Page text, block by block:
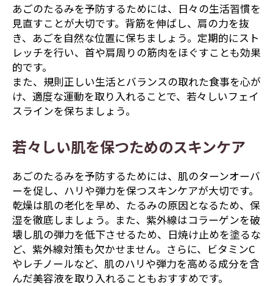
あごのたるみを予防するためには、日々の生活習慣を
見直すことが大切です。背筋を伸ばし、肩の力を抜
き、あごを自然な位置に保ちましょう。定期的にスト
レッチを行い、首や肩周りの筋肉をほぐすことも効果
的です。
また、規則正しい生活とバランスの取れた食事を心が
け、適度な運動を取り入れることで、若々しいフェイ
スラインを保ちましょう。
若々しい肌を保つためのスキンケア
あごのたるみを予防するためには、肌のターンオーバ
ーを促し、ハリや弾力を保つスキンケアが大切です。
乾燥は肌の老化を早め、たるみの原因となるため、保
湿を徹底しましょう。また、紫外線はコラーゲンを破
壊し肌の弾力を低下させるため、日焼け止めを塗るな
ど、紫外線対策も欠かせません。さらに、ビタミンC
やレチノールなど、肌のハリや弾力を高める成分を含
んだ美容液を取り入れることもおすすめです。